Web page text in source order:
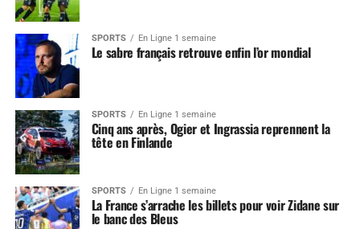
SPORTS En Ligne 1 semaine
Le sabre français retrouve enfin l’or mondial
SPORTS En Ligne 1 semaine
Cinq ans après, Ogier et Ingrassia reprennent la
tête en Finlande
SPORTS En Ligne 1 semaine
La France s’arrache les billets pour voir Zidane sur
le banc des Bleus